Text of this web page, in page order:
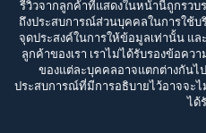
รีวิวจากลูกค้าที่แสดงในหน้านี้ถูกรวบ
ถึงประสบการณ์ส่วนบุคคลในการใช้บ
จุดประสงค์ในการให้ข้อมูลเท่านั้น แ
ลูกค้าของเรา เราไม่ได้รับรองข้อค
ของแต่ละบุคคลอาจแตกต่างกันไป
ประสบการณ์ที่มีการอธิบายไว้อาจจะ
ได้